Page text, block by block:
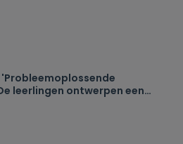
leerlingen ontwerpen een